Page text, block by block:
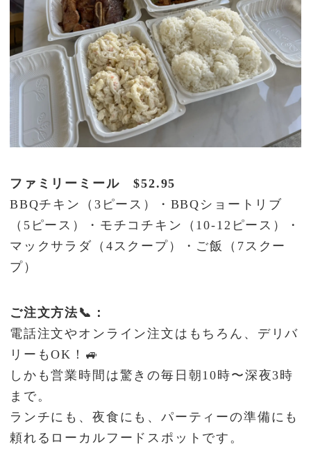
ファミリーミール $52.95
BBQチキン（3ピース）・BBQショートリブ
（5ピース）・モチコチキン（10-12ピース）・
マックサラダ（4スクープ）・ご飯（7スクー
プ）
ご注文方法📞：
電話注文やオンライン注文はもちろん、デリバ
リーもOK！🚙
しかも営業時間は驚きの毎日朝10時〜深夜3時
まで。
ランチにも、夜食にも、パーティーの準備にも
頼れるローカルフードスポットです。